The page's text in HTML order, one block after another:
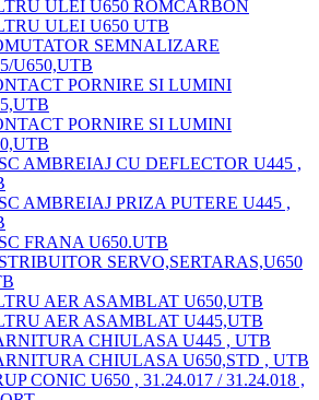
ULEI U650 ROMCARBON
ULEI U650 UTB
SEMNALIZARE
U650,UTB
PORNIRE SI LUMINI
PORNIRE SI LUMINI
AMBREIAJ CU DEFLECTOR U445 ,
AMBREIAJ PRIZA PUTERE U445 ,
FRANA U650.UTB
SERVO,SERTARAS,U650
AER ASAMBLAT U650,UTB
AER ASAMBLAT U445,UTB
CHIULASA U445 , UTB
CHIULASA U650,STD , UTB
CONIC U650 , 31.24.017 / 31.24.018 ,